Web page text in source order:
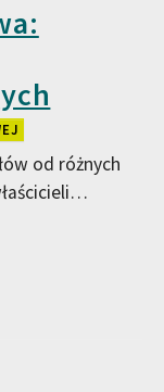
od różnych